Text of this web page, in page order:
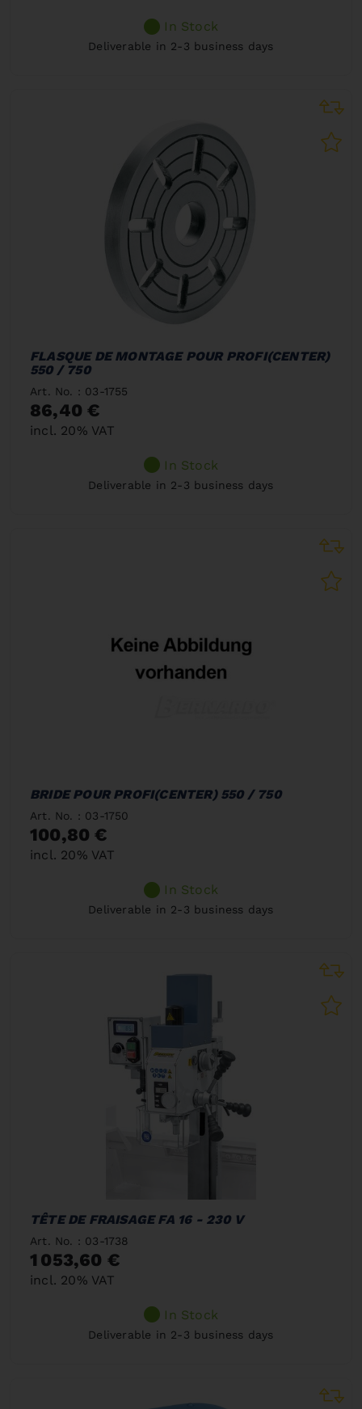
In Stock
Deliverable in 2-3 business days
FLASQUE DE MONTAGE POUR PROFI(CENTER)
550 / 750
Art. No. : 03-1755
86,40 €
incl. 20% VAT
In Stock
Deliverable in 2-3 business days
BRIDE POUR PROFI(CENTER) 550 / 750
Art. No. : 03-1750
100,80 €
incl. 20% VAT
In Stock
Deliverable in 2-3 business days
TÊTE DE FRAISAGE FA 16 - 230 V
Art. No. : 03-1738
1 053,60 €
incl. 20% VAT
In Stock
Deliverable in 2-3 business days